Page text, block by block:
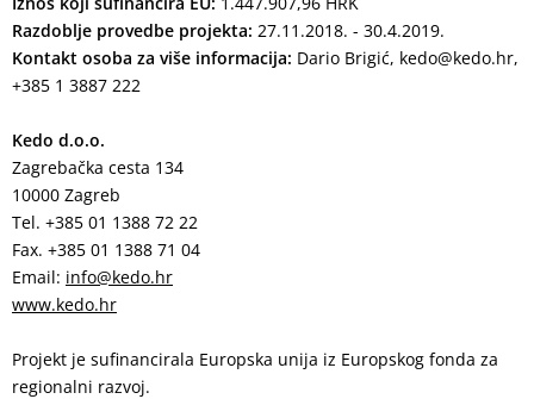
Razdoblje provedbe projekta: 27.11.2018. - 30.4.2019.
Kontakt osoba za više informacija: Dario Brigić, kedo@kedo.hr,
+385 1 3887 222
Kedo d.o.o.
Zagrebačka cesta 134
10000 Zagreb
Tel. +385 01 1388 72 22
Fax. +385 01 1388 71 04
Email: info@kedo.hr
www.kedo.hr
Projekt je sufinancirala Europska unija iz Europskog fonda za
regionalni razvoj.